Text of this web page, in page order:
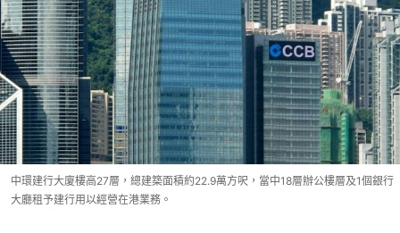
中環建行大廈樓高27層，總建築面積約22.9萬方呎，當中18層辦公樓層及1個銀行
大廳租予建行用以經營在港業務。